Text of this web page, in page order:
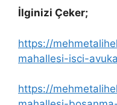
İlginizi Çeker;
https://
mahallesi-isci-
https://